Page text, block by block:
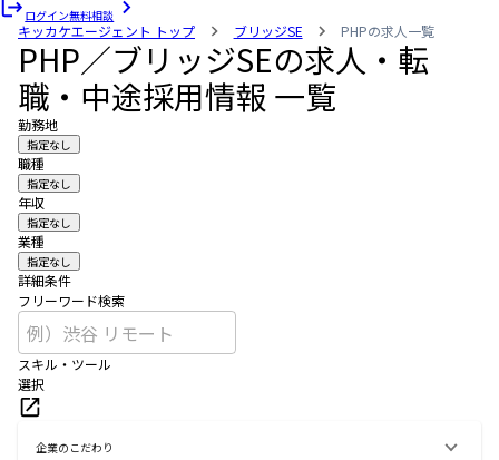
ログイン無料相談
キッカケエージェント トップ ブリッジSE PHPの求人一覧
PHP／ブリッジSEの求人・転
職・中途採用情報 一覧
勤務地
指定なし
職種
指定なし
年収
指定なし
業種
指定なし
詳細条件
フリーワード検索
スキル・ツール
選択
企業のこだわり